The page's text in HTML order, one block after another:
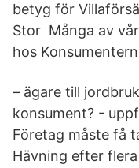
betyg för
Stor Många av
hos
– ägare till
konsument? -
Företag måste få
Hävning efter